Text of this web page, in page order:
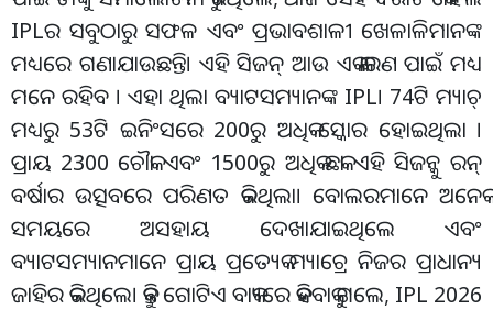
IPLର ସବୁଠାରୁ ସଫଳ ଏବଂ ପ୍ରଭାବଶାଳୀ ଖେଳାଳିମାନଙ୍କ
ମଧ୍ୟରେ ଗଣାଯାଉଛନ୍ତି। ଏହି ସିଜନ୍ ଆଉ ଏକ କାରଣ ପାଇଁ ମଧ୍ୟ
ମନେ ରହିବ । ଏହା ଥିଲା ବ୍ୟାଟସମ୍ୟାନଙ୍କ IPL। 74ଟି ମ୍ୟାଚ୍
ମଧ୍ୟରୁ 53ଟି ଇନିଂସରେ 200ରୁ ଅଧିକ ସ୍କୋର ହୋଇଥିଲା ।
ପ୍ରାୟ 2300 ଚୌକା ଏବଂ 1500ରୁ ଅଧିକ ଛକା ଏହି ସିଜନ୍କୁ ରନ୍
ବର୍ଷାର ଉତ୍ସବରେ ପରିଣତ କରିଥିଲା। ବୋଲରମାନେ ଅନେକ
ସମୟରେ ଅସହାୟ ଦେଖାଯାଇଥିଲେ ଏବଂ
ବ୍ୟାଟସମ୍ୟାନମାନେ ପ୍ରାୟ ପ୍ରତ୍ୟେକ ମ୍ୟାଚ୍ରେ ନିଜର ପ୍ରାଧାନ୍ୟ
ଜାହିର କରିଥିଲେ। କିନ୍ତୁ ଗୋଟିଏ ବାକ୍ୟରେ କହିବାକୁ ଗଲେ, IPL 2026